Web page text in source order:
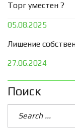
Торг уместен ?
05.08.2025
Лишение
27.06.2024
Поиск